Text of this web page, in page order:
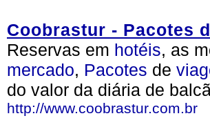
Coobrastur - Pacotes
Reservas em hotéis, as
mercado, Pacotes de
do valor da diária de
http://www.coobrastur.com.br